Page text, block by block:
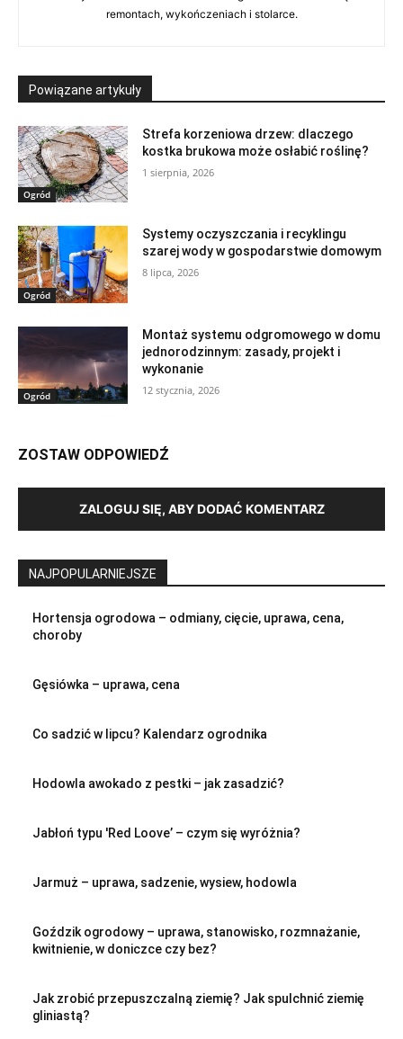
remontach, wykończeniach i stolarce.
Powiązane artykuły
Ogród
Strefa korzeniowa drzew: dlaczego
kostka brukowa może osłabić roślinę?
1 sierpnia, 2026
Ogród
Systemy oczyszczania i recyklingu
szarej wody w gospodarstwie domowym
8 lipca, 2026
Ogród
Montaż systemu odgromowego w domu
jednorodzinnym: zasady, projekt i
wykonanie
12 stycznia, 2026
ZOSTAW ODPOWIEDŹ
ZALOGUJ SIĘ, ABY DODAĆ KOMENTARZ
NAJPOPULARNIEJSZE
Hortensja ogrodowa – odmiany, cięcie, uprawa, cena,
choroby
Gęsiówka – uprawa, cena
Co sadzić w lipcu? Kalendarz ogrodnika
Hodowla awokado z pestki – jak zasadzić?
Jabłoń typu 'Red Loove’ – czym się wyróżnia?
Jarmuż – uprawa, sadzenie, wysiew, hodowla
Goździk ogrodowy – uprawa, stanowisko, rozmnażanie,
kwitnienie, w doniczce czy bez?
Jak zrobić przepuszczalną ziemię? Jak spulchnić ziemię
gliniastą?